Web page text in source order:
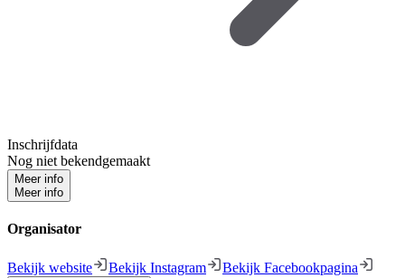
Inschrijfdata
Nog niet bekendgemaakt
Meer info
Meer info
Organisator
Bekijk website Bekijk Instagram Bekijk Facebookpagina